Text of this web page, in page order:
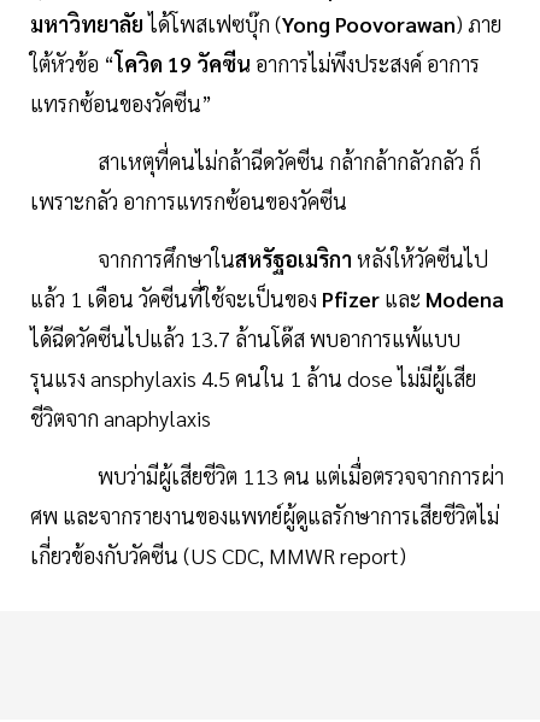
มหาวิทยาลัยได้โพสเฟซบุ๊ก (Yong Poovorawan) ภาย
ใต้หัวข้อ “โควิด 19 วัคซีน อาการไม่พึงประสงค์ อาการ
แทรกซ้อนของวัคซีน”
สาเหตุที่คนไม่กล้าฉีดวัคซีน กล้ากล้ากลัวกลัว ก็
เพราะกลัว อาการแทรกซ้อนของวัคซีน
จากการศึกษาในสหรัฐอเมริกา หลังให้วัคซีนไป
แล้ว 1 เดือน วัคซีนที่ใช้จะเป็นของ Pfizer และ Modena
ได้ฉีดวัคซีนไปแล้ว 13.7 ล้านโด๊ส พบอาการแพ้แบบ
รุนแรง ansphylaxis 4.5 คนใน 1 ล้าน dose ไม่มีผู้เสีย
ชีวิตจาก anaphylaxis
พบว่ามีผู้เสียชีวิต 113 คน แต่เมื่อตรวจจากการผ่า
ศพ และจากรายงานของแพทย์ผู้ดูแลรักษาการเสียชีวิตไม่
เกี่ยวข้องกับวัคซีน (US CDC, MMWR report)